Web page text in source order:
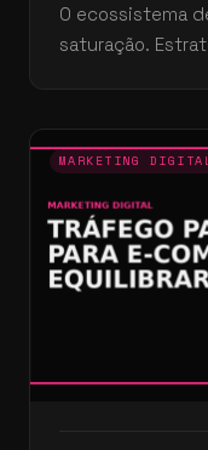
O ecossistema
saturação.
MARKETING